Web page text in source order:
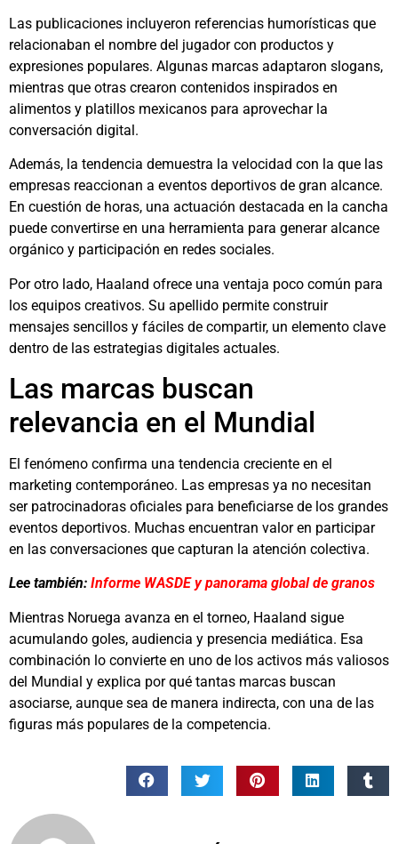
Las publicaciones incluyeron referencias humorísticas que
relacionaban el nombre del jugador con productos y
expresiones populares. Algunas marcas adaptaron slogans,
mientras que otras crearon contenidos inspirados en
alimentos y platillos mexicanos para aprovechar la
conversación digital.
Además, la tendencia demuestra la velocidad con la que las
empresas reaccionan a eventos deportivos de gran alcance.
En cuestión de horas, una actuación destacada en la cancha
puede convertirse en una herramienta para generar alcance
orgánico y participación en redes sociales.
Por otro lado, Haaland ofrece una ventaja poco común para
los equipos creativos. Su apellido permite construir
mensajes sencillos y fáciles de compartir, un elemento clave
dentro de las estrategias digitales actuales.
Las marcas buscan
relevancia en el Mundial
El fenómeno confirma una tendencia creciente en el
marketing contemporáneo. Las empresas ya no necesitan
ser patrocinadoras oficiales para beneficiarse de los grandes
eventos deportivos. Muchas encuentran valor en participar
en las conversaciones que capturan la atención colectiva.
Lee también: Informe WASDE y panorama global de granos
Mientras Noruega avanza en el torneo, Haaland sigue
acumulando goles, audiencia y presencia mediática. Esa
combinación lo convierte en uno de los activos más valiosos
del Mundial y explica por qué tantas marcas buscan
asociarse, aunque sea de manera indirecta, con una de las
figuras más populares de la competencia.